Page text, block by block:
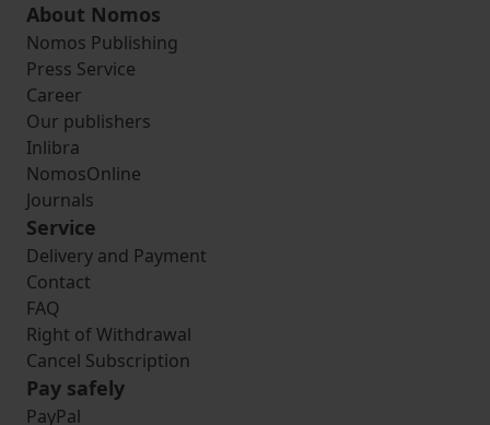
About Nomos
Nomos Publishing
Press Service
Career
Our publishers
Inlibra
NomosOnline
Journals
Service
Delivery and Payment
Contact
FAQ
Right of Withdrawal
Cancel Subscription
Pay safely
PayPal